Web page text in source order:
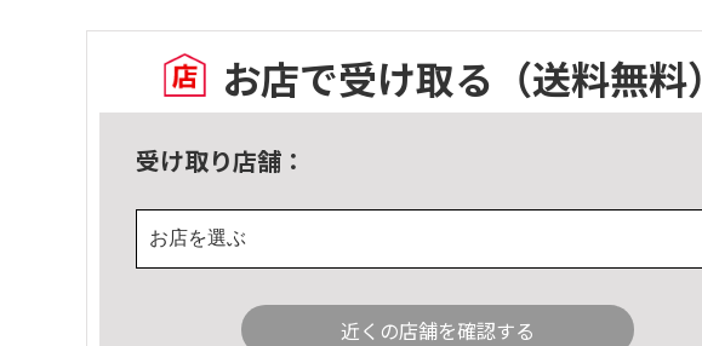
お店で受け取る （送料無料）
受け取り店舗：
お店を選ぶ
近くの店舗を確認する